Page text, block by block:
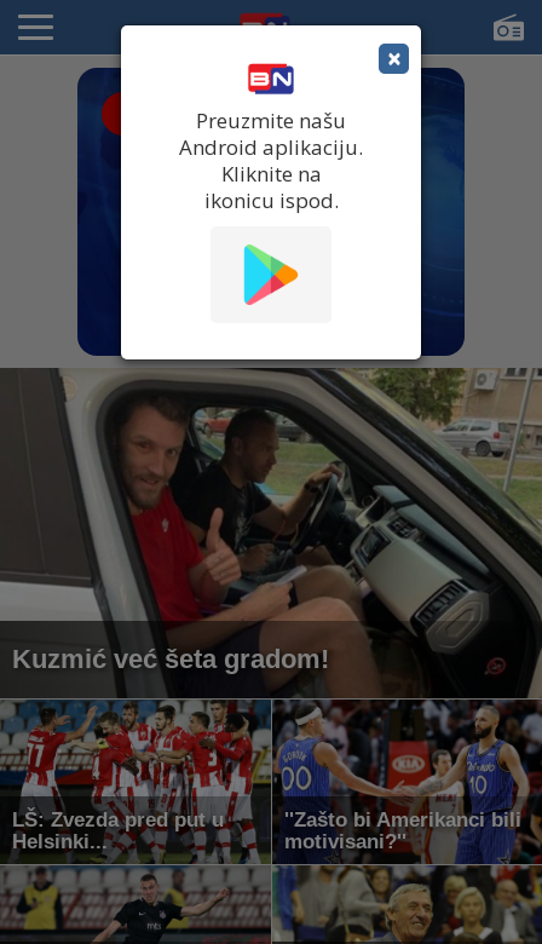
Kuzmić već šeta gradom!
LŠ: Zvezda pred put u
Helsinki...
''Zašto bi Amerikanci bili
motivisani?''
×
Preuzmite našu
Android aplikaciju.
Kliknite na
ikonicu ispod.